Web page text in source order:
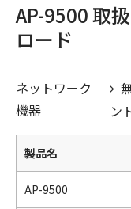
AP-9500 取
ロード
ネットワーク
機器
ン
製品名
AP-9500